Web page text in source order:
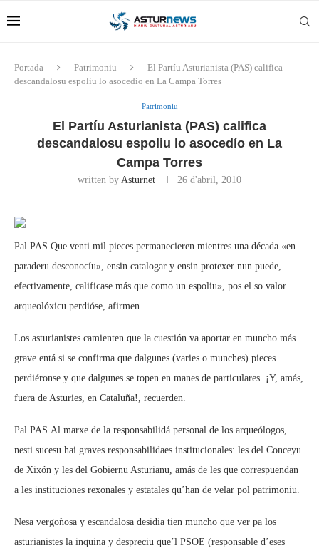
Portada Patrimoniu
El Partíu Asturianista (PAS) califica
descandalosu espoliu lo asocedío en La Campa Torres
Patrimoniu
El Partíu Asturianista (PAS) califica
descandalosu espoliu lo asocedío en La
Campa Torres
written by Asturnet 26 d'abril, 2010
Pal PAS Que venti mil pieces permanecieren mientres una década «en
paraderu desconocíu», ensin catalogar y ensin protexer nun puede,
efectivamente, calificase más que como un espoliu», pos el so valor
arqueolóxicu perdióse, afirmen.
Los asturianistes camienten que la cuestión va aportar en muncho más
grave entá si se confirma que dalgunes (varies o munches) pieces
perdiéronse y que dalgunes se topen en manes de particulares. ¡Y, amás,
fuera de Asturies, en Cataluña!, recuerden.
Pal PAS Al marxe de la responsabilidá personal de los arqueólogos,
nesti sucesu hai graves responsabilidaes institucionales: les del Conceyu
de Xixón y les del Gobiernu Asturianu, amás de les que correspuendan
a les instituciones rexonales y estatales qu’han de velar pol patrimoniu.
Nesa vergoñosa y escandalosa desidia tien muncho que ver pa los
asturianistes la inquina y despreciu que’l PSOE (responsable d’eses